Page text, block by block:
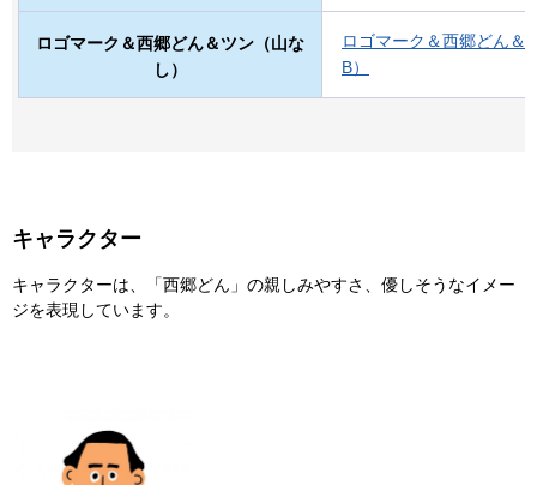
ロゴマーク＆西郷どん＆ツン（山な
し）
ロゴマーク＆西郷どん＆
B）
キャラクター
キャラクターは、「西郷どん」の親しみやすさ、優しそうなイメー
ジを表現しています。